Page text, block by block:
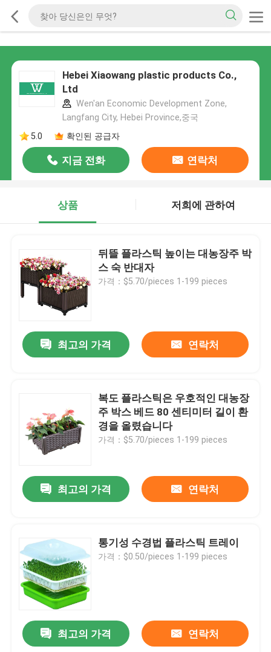
Hebei Xiaowang plastic products Co.,
Ltd
Wen'an Economic Development Zone,
Langfang City, Hebei Province,중국
5.0
확인된 공급자
지금 전화 연락처
상품 저희에 관하여
뒤뜰 플라스틱 높이는 대농장주 박
스 숙 반대자
가격：$5.70/pieces 1-199 pieces
최고의 가격 연락처
복도 플라스틱은 우호적인 대농장
주 박스 베드 80 센티미터 길이 환
경을 올렸습니다
가격：$5.70/pieces 1-199 pieces
최고의 가격 연락처
통기성 수경법 플라스틱 트레이
가격：$0.50/pieces 1-199 pieces
최고의 가격 연락처